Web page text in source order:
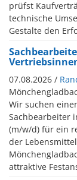
prüfst
technische
Gestalte den
07.08.2026 /
Wir suchen
Sachbearbeiter
(m/w/d) für ein
der
attraktive